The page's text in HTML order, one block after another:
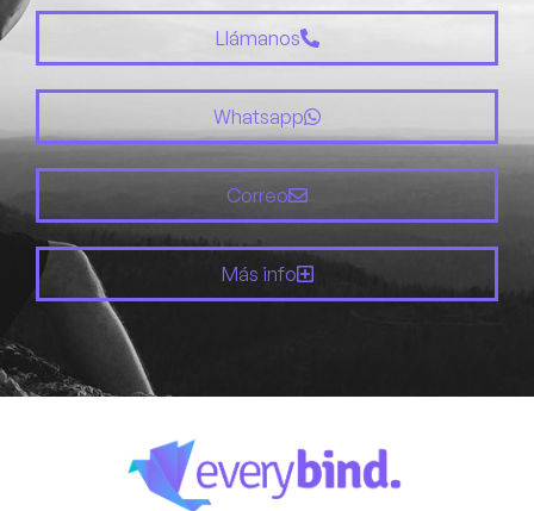
Llámanos
Whatsapp
Correo
Más info